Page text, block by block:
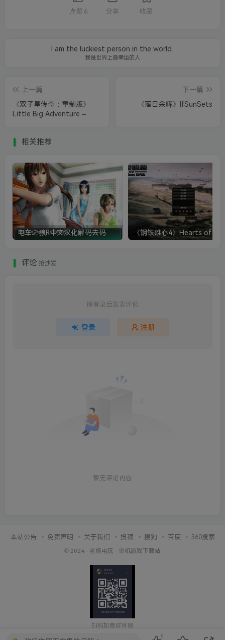
点赞 6 分享 收藏
I am the luckiest person in the world.
我是世界上最幸运的人
上一篇
《双子星传奇：重制版》
Little Big Adventure –
下一篇
《落日余晖》IfSunSets
相关推荐
评论 抢沙发
请登录后发表评论
登录 注册
暂无评论内容
本站公告 免责声明 关于我们 投稿 搜狗 百度 360搜索
© 2024 · 老杨电玩 · 单机游戏下载站
扫码加最群客服
6